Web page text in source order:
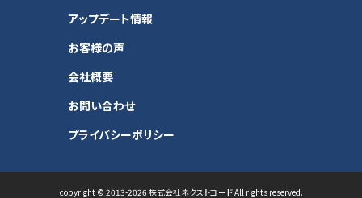
アップデート情報
お客様の声
会社概要
お問い合わせ
プライバシーポリシー
copyright © 2013-2026 株式会社ネクストコード All rights reserved.